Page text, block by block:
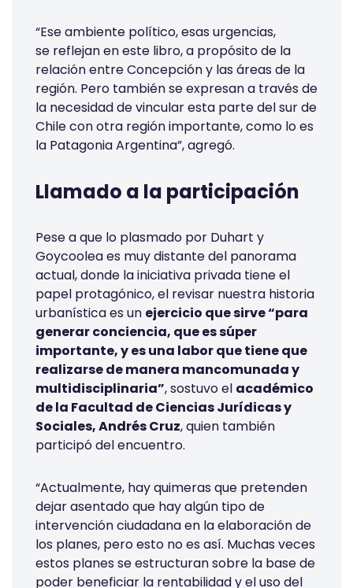
“Ese ambiente político, esas urgencias,
se reflejan en este libro, a propósito de la
relación entre Concepción y las áreas de la
región. Pero también se expresan a través de
la necesidad de vincular esta parte del sur de
Chile con otra región importante, como lo es
la Patagonia Argentina”, agregó.
Llamado a la participación
Pese a que lo plasmado por Duhart y
Goycoolea es muy distante del panorama
actual, donde la iniciativa privada tiene el
papel protagónico, el revisar nuestra historia
urbanística es un ejercicio que sirve “para
generar conciencia, que es súper
importante, y es una labor que tiene que
realizarse de manera mancomunada y
multidisciplinaria”, sostuvo el académico
de la Facultad de Ciencias Jurídicas y
Sociales, Andrés Cruz, quien también
participó del encuentro.
“Actualmente, hay quimeras que pretenden
dejar asentado que hay algún tipo de
intervención ciudadana en la elaboración de
los planes, pero esto no es así. Muchas veces
estos planes se estructuran sobre la base de
poder beneficiar la rentabilidad y el uso del